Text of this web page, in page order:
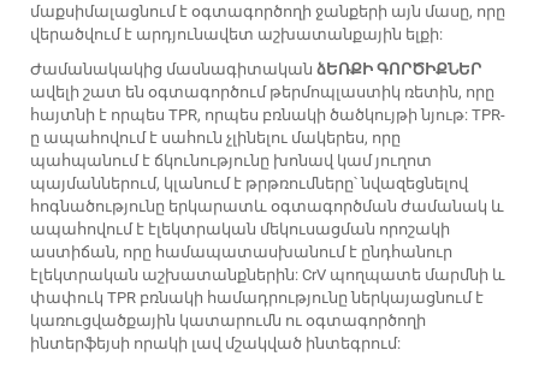
մաքսիմալացնում է օգտագործողի ջանքերի այն մասը, որը
վերածվում է արդյունավետ աշխատանքային ելքի:
Ժամանակակից մասնագիտական ձԵՌՔԻ ԳՈՐԾԻՔՆԵՐ
ավելի շատ են օգտագործում թերմոպլաստիկ ռետին, որը
հայտնի է որպես TPR, որպես բռնակի ծածկույթի նյութ: TPR-
ը ապահովում է սահուն չլինելու մակերես, որը
պահպանում է ճկունությունը խոնավ կամ յուղոտ
պայմաններում, կլանում է թրթռումները՝ նվազեցնելով
հոգնածությունը երկարատև օգտագործման ժամանակ և
ապահովում է էլեկտրական մեկուսացման որոշակի
աստիճան, որը համապատասխանում է ընդհանուր
էլեկտրական աշխատանքներին: CrV պողպատե մարմնի և
փափուկ TPR բռնակի համադրությունը ներկայացնում է
կառուցվածքային կատարումն ու օգտագործողի
ինտերֆեյսի որակի լավ մշակված ինտեգրում: